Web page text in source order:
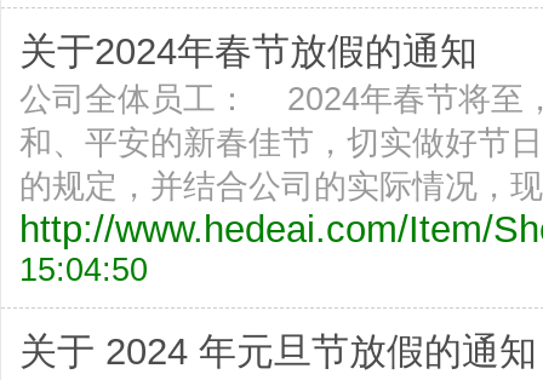
关于2024年春节放假的通知
公司全体员工： 2024年春节将至
和、平安的新春佳节，切实做好节
的规定，并结合公司的实际情况，
http://www.hedeai.com/Item/
15:04:50
关于 2024 年元旦节放假的通知